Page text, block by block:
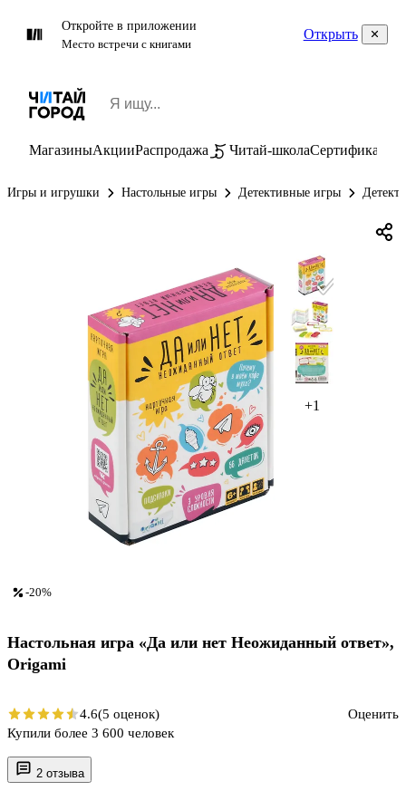
Откройте в приложении
Место встречи с книгами
Открыть
МагазиныАкцииРаспродажа Читай-школаСертификаты
Игры и игрушки Настольные игры Детективные игры
+1
2 отзыва
-20%
Настольная игра «Да или нет Неожиданный ответ»,
Origami
4.6(5 оценок)
Оценить
Купили более 3 600 человек